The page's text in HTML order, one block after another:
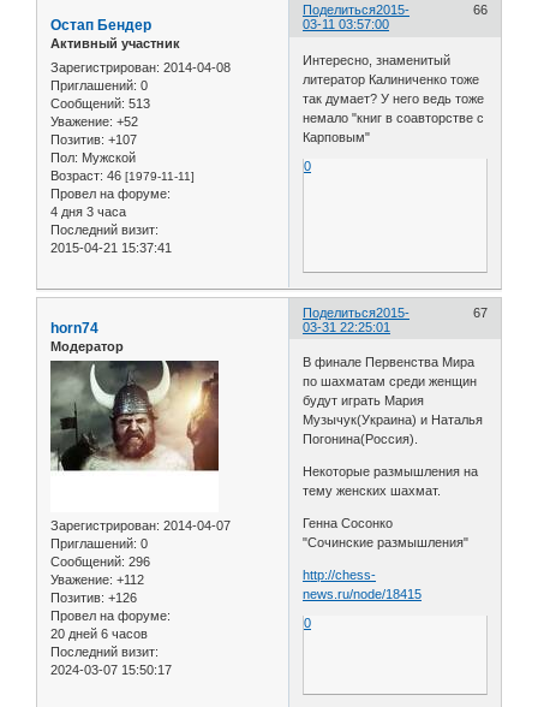
Поделиться 66
2015-
03-11 03:57:00
Остап Бендер
Активный участник
Зарегистрирован: 2014-04-08
Приглашений: 0
Сообщений: 513
Уважение: +52
Позитив: +107
Пол: Мужской
Возраст: 46 [1979-11-11]
Провел на форуме:
4 дня 3 часа
Последний визит:
2015-04-21 15:37:41
Интересно, знаменитый
литератор Калиниченко тоже
так думает? У него ведь тоже
немало "книг в соавторстве с
Карповым"
0
Поделиться 67
2015-
03-31 22:25:01
horn74
Модератор
Зарегистрирован: 2014-04-07
Приглашений: 0
Сообщений: 296
Уважение: +112
Позитив: +126
Провел на форуме:
20 дней 6 часов
Последний визит:
2024-03-07 15:50:17
В финале Первенства Мира
по шахматам среди женщин
будут играть Мария
Музычук(Украина) и Наталья
Погонина(Россия).
Некоторые размышления на
тему женских шахмат.
Генна Сосонко
"Сочинские размышления"
http://chess-
news.ru/node/18415
0